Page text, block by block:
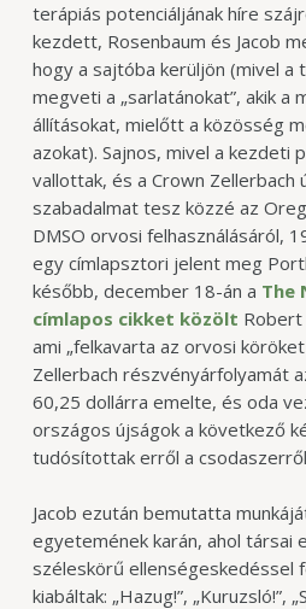
terápiás potenciáljának híre
kezdett, Rosenbaum és Jacob
hogy a sajtóba kerüljön (mivel a
megveti a „sarlatánokat”, akik a
állításokat, mielőtt a közösség
azokat). Sajnos, mivel a kezdeti
vallottak, és a Crown
szabadalmat tesz közzé az
DMSO orvosi felhasználásáról,
egy címlapsztori jelent meg
később, december 18-án a The
címlapos cikket közölt Robert
ami „felkavarta az orvosi
Zellerbach részvényárfolyamát
60,25 dollárra emelte, és oda
országos újságok a következő
tudósítottak erről a
Jacob ezután bemutatta
egyetemének karán, ahol társai
széleskörű ellenségeskedéssel
kiabáltak: „Hazug!”, „Kuruzsló!”,